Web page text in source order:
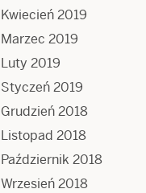
Kwiecień 2019
Marzec 2019
Luty 2019
Styczeń 2019
Grudzień 2018
Listopad 2018
Październik 2018
Wrzesień 2018